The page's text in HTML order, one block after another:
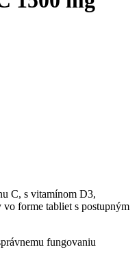
C, s vitamínom D3,
forme tabliet s postupným
fungovaniu